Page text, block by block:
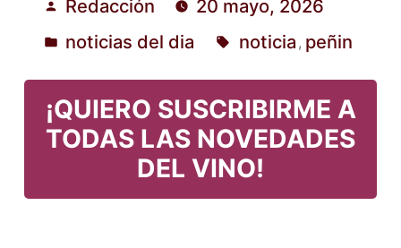
Publicado
por
Redacción 20 mayo, 2026
Publicado
en
noticias del dia noticia , peñin
¡QUIERO SUSCRIBIRME A
TODAS LAS NOVEDADES
DEL VINO!